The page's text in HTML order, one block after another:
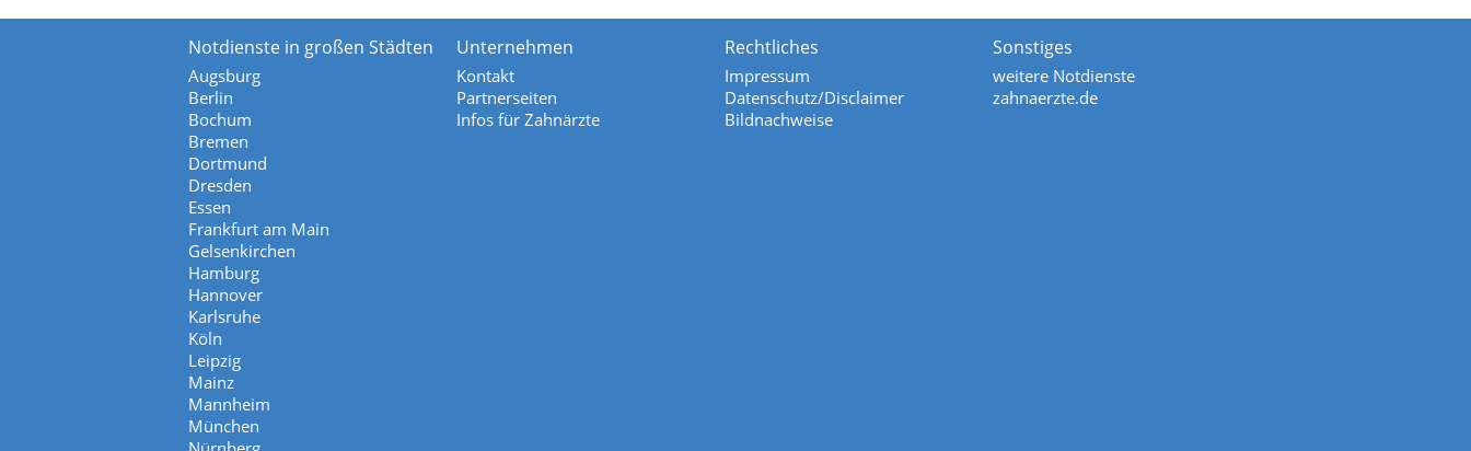
Notdienste in großen Städten
Augsburg
Berlin
Bochum
Bremen
Dortmund
Dresden
Essen
Frankfurt am Main
Gelsenkirchen
Hamburg
Hannover
Karlsruhe
Köln
Leipzig
Mainz
Mannheim
München
Unternehmen
Kontakt
Partnerseiten
Infos für Zahnärzte
Rechtliches
Impressum
Datenschutz/Disclaimer
Bildnachweise
Sonstiges
weitere Notdienste
zahnaerzte.de